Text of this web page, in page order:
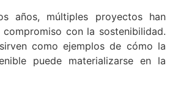
años, múltiples proyectos han
con la sostenibilidad.
como ejemplos de cómo la
puede materializarse en la